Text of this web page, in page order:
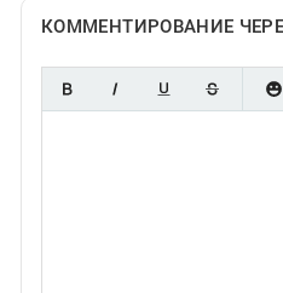
КОММЕНТИРОВАНИЕ